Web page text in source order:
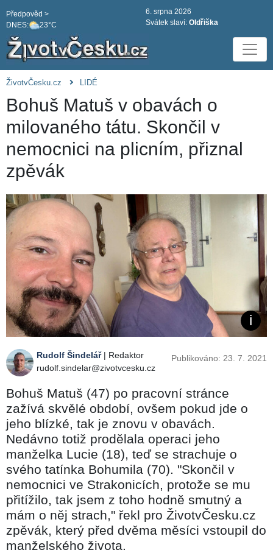
DNES: 23°C
Předpověd >
6. srpna 2026
Svátek slaví: Oldřiška
ŽivotvČesku.cz LIDÉ
Bohuš Matuš v obavách o
milovaného tátu. Skončil v
nemocnici na plicním, přiznal
zpěvák
Rudolf Šindelář| Redaktor
rudolf.sindelar@zivotvcesku.cz
Publikováno: 23. 7. 2021
Bohuš Matuš (47) po pracovní stránce
zažívá skvělé období, ovšem pokud jde o
jeho blízké, tak je znovu v obavách.
Nedávno totiž prodělala operaci jeho
manželka Lucie (18), teď se strachuje o
svého tatínka Bohumila (70). "Skončil v
nemocnici ve Strakonicích, protože se mu
přitížilo, tak jsem z toho hodně smutný a
mám o něj strach," řekl pro ŽivotvČesku.cz
zpěvák, který před dvěma měsíci vstoupil do
manželského života.